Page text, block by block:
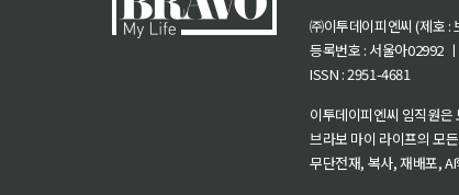
㈜이투데이피엔씨 (제호 :
등록번호 : 서울아02992
ISSN : 2951-4681
이투데이피엔씨 임직원은
브라보 마이 라이프의 모
무단전재, 복사, 재배포,